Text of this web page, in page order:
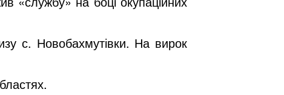
с. Новобахмутівки. На вирок